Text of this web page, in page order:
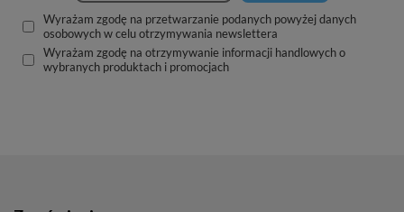
Wyrażam zgodę na przetwarzanie podanych powyżej danych
osobowych w celu otrzymywania newslettera
Wyrażam zgodę na otrzymywanie informacji handlowych o
wybranych produktach i promocjach